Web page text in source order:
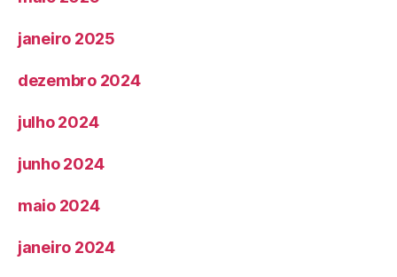
janeiro 2025
dezembro 2024
julho 2024
junho 2024
maio 2024
janeiro 2024